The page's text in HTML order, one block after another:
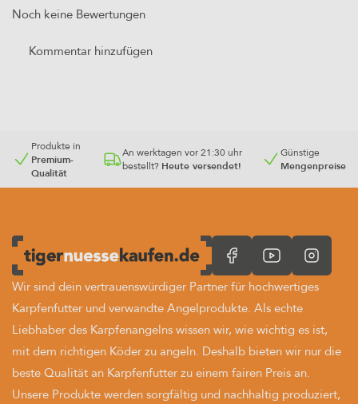
Noch keine Bewertungen
Kommentar hinzufügen
Produkte in
Premium-
Qualität
An werktagen vor 21:30 uhr
bestellt? Heute versendet!
Günstige
Mengenpreise
Wir sind dein vertrauenswürdiger Partner für hochwertiges
Karpfenfutter und verwandte Angelprodukte. Als echte
Liebhaber des Karpfenangelns wissen wir, wie wichtig es ist,
mit dem richtigen Köder zu angeln. Deshalb bieten wir nur die
beste Qualität an Karpfenfutter zu einem fairen Preis an.
Unsere Produkte werden sorgfältig und nachhaltig produziert,